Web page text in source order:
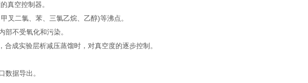
真空控制器。
叉二氯、苯、三氯乙烷、乙醇)等沸点。
不受氧化和污染。
成实验层析减压蒸馏时，对真空度的逐步控制。
据导出。